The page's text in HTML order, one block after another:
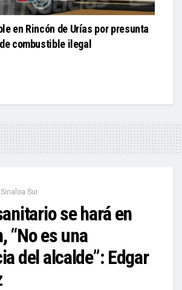
en Rincón de Urías por presunta
combustible ilegal
Sinaloa Sur
se hará en
“No es una
del alcalde”: Edgar